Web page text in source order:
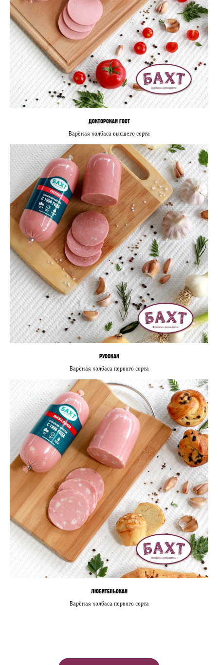
ДОКТОРСКАЯ ГОСТ
Варёная колбаса высшего сорта
РУССКАЯ
Варёная колбаса первого сорта
ЛЮБИТЕЛЬСКАЯ
Варёная колбаса первого сорта